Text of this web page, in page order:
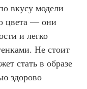
вкусу модели
цвета — они
и легко
Не стоит
стать в образе
здорово